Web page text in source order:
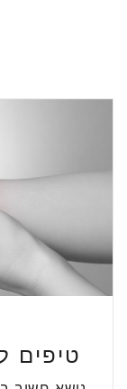
טיפים